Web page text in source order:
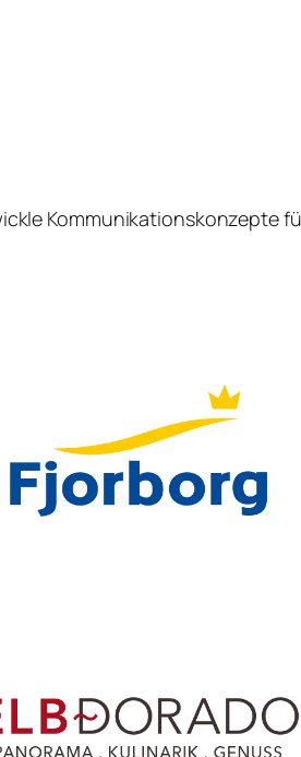
Kommunikationskonzepte